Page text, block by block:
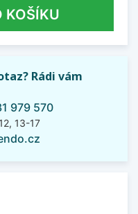
KOŠÍKU
Rádi vám
979 570
13-17